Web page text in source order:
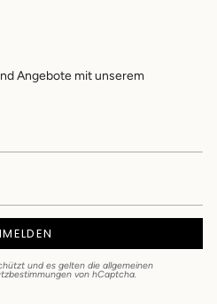
Angebote mit unserem
und es gelten die allgemeinen
von hCaptcha.